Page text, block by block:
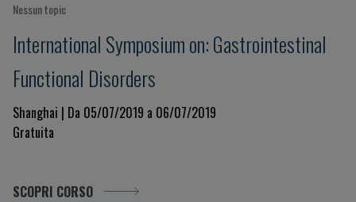
Nessun topic
International Symposium on: Gastrointestinal
Functional Disorders
Shanghai | Da 05/07/2019 a 06/07/2019
Gratuita
SCOPRI CORSO